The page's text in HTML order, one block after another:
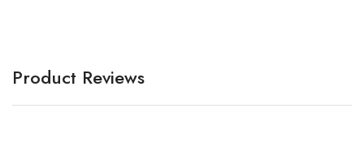
Product Reviews